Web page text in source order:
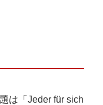
は「Jeder für sich